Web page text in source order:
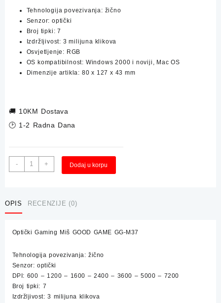
Tehnologija povezivanja: žično
Senzor: optički
Broj tipki: 7
Izdržljivost: 3 milijuna klikova
Osvjetljenje: RGB
OS kompatibilnost: Windows 2000 i noviji, Mac OS
Dimenzije artikla: 80 x 127 x 43 mm
🚚 10KM Dostava
🕑 1-2 Radna Dana
-
Optički
Gaming
GAME
količina
+ Dodaj u korpu
OPIS RECENZIJE (0)
Optički Gaming Miš GOOD GAME GG-M37
Tehnologija povezivanja: žično
Senzor: optički
DPI: 600 – 1200 – 1600 – 2400 – 3600 – 5000 – 7200
Broj tipki: 7
Izdržljivost: 3 milijuna klikova